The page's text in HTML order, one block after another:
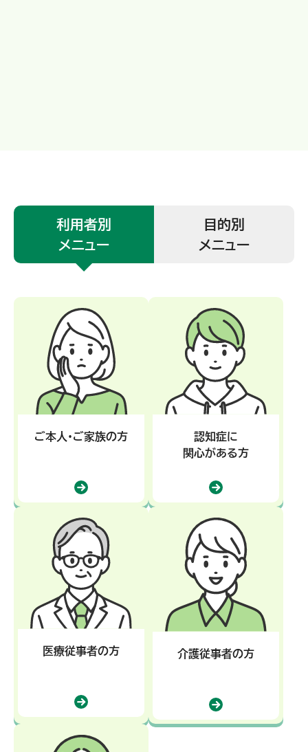
利用者別
メニュー
目的別
メニュー
ご本人・ご家族の方
認知症に
関心がある方
医療従事者の方 介護従事者の方